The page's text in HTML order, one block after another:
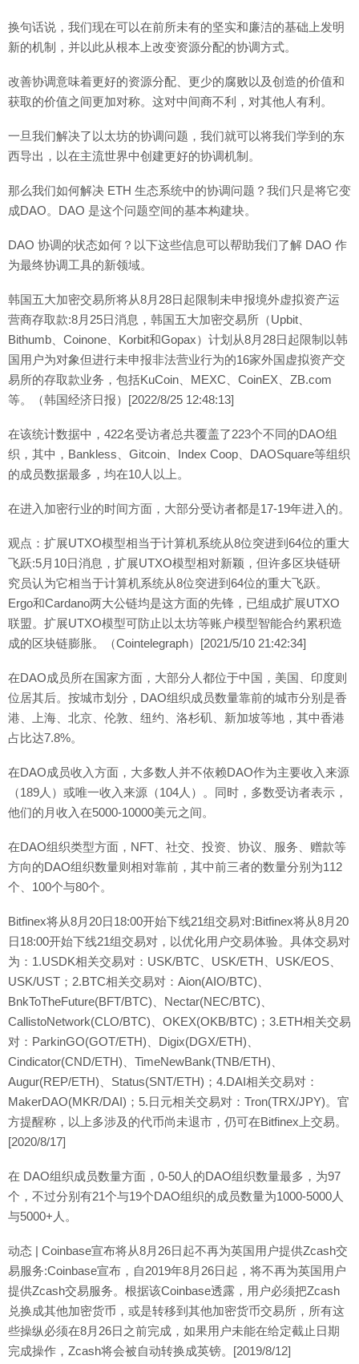
换句话说，我们现在可以在前所未有的坚实和廉洁的基础上发明
新的机制，并以此从根本上改变资源分配的协调方式。
改善协调意味着更好的资源分配、更少的腐败以及创造的价值和
获取的价值之间更加对称。这对中间商不利，对其他人有利。
一旦我们解决了以太坊的协调问题，我们就可以将我们学到的东
西导出，以在主流世界中创建更好的协调机制。
那么我们如何解决 ETH 生态系统中的协调问题？我们只是将它变
成DAO。DAO 是这个问题空间的基本构建块。
DAO 协调的状态如何？以下这些信息可以帮助我们了解 DAO 作
为最终协调工具的新领域。
韩国五大加密交易所将从8月28日起限制未申报境外虚拟资产运
营商存取款:8月25日消息，韩国五大加密交易所（Upbit、
Bithumb、Coinone、Korbit和Gopax）计划从8月28日起限制以韩
国用户为对象但进行未申报非法营业行为的16家外国虚拟资产交
易所的存取款业务，包括KuCoin、MEXC、CoinEX、ZB.com
等。（韩国经济日报）[2022/8/25 12:48:13]
在该统计数据中，422名受访者总共覆盖了223个不同的DAO组
织，其中，Bankless、Gitcoin、Index Coop、DAOSquare等组织
的成员数据最多，均在10人以上。
在进入加密行业的时间方面，大部分受访者都是17-19年进入的。
观点：扩展UTXO模型相当于计算机系统从8位突进到64位的重大
飞跃:5月10日消息，扩展UTXO模型相对新颖，但许多区块链研
究员认为它相当于计算机系统从8位突进到64位的重大飞跃。
Ergo和Cardano两大公链均是这方面的先锋，已组成扩展UTXO
联盟。扩展UTXO模型可防止以太坊等账户模型智能合约累积造
成的区块链膨胀。（Cointelegraph）[2021/5/10 21:42:34]
在DAO成员所在国家方面，大部分人都位于中国，美国、印度则
位居其后。按城市划分，DAO组织成员数量靠前的城市分别是香
港、上海、北京、伦敦、纽约、洛杉矶、新加坡等地，其中香港
占比达7.8%。
在DAO成员收入方面，大多数人并不依赖DAO作为主要收入来源
（189人）或唯一收入来源（104人）。同时，多数受访者表示，
他们的月收入在5000-10000美元之间。
在DAO组织类型方面，NFT、社交、投资、协议、服务、赠款等
方向的DAO组织数量则相对靠前，其中前三者的数量分别为112
个、100个与80个。
Bitfinex将从8月20日18:00开始下线21组交易对:Bitfinex将从8月20
日18:00开始下线21组交易对，以优化用户交易体验。具体交易对
为：1.USDK相关交易对：USK/BTC、USK/ETH、USK/EOS、
USK/UST；2.BTC相关交易对：Aion(AIO/BTC)、
BnkToTheFuture(BFT/BTC)、Nectar(NEC/BTC)、
CallistoNetwork(CLO/BTC)、OKEX(OKB/BTC)；3.ETH相关交易
对：ParkinGO(GOT/ETH)、Digix(DGX/ETH)、
Cindicator(CND/ETH)、TimeNewBank(TNB/ETH)、
Augur(REP/ETH)、Status(SNT/ETH)；4.DAI相关交易对：
MakerDAO(MKR/DAI)；5.日元相关交易对：Tron(TRX/JPY)。官
方提醒称，以上多涉及的代币尚未退市，仍可在Bitfinex上交易。
[2020/8/17]
在 DAO组织成员数量方面，0-50人的DAO组织数量最多，为97
个，不过分别有21个与19个DAO组织的成员数量为1000-5000人
与5000+人。
动态 | Coinbase宣布将从8月26日起不再为英国用户提供Zcash交
易服务:Coinbase宣布，自2019年8月26日起，将不再为英国用户
提供Zcash交易服务。根据该Coinbase透露，用户必须把Zcash
兑换成其他加密货币，或是转移到其他加密货币交易所，所有这
些操纵必须在8月26日之前完成，如果用户未能在给定截止日期
完成操作，Zcash将会被自动转换成英镑。[2019/8/12]